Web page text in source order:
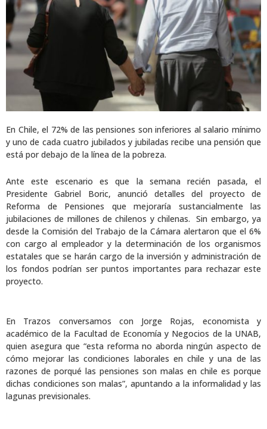
En Chile, el 72% de las pensiones son inferiores al salario mínimo
y uno de cada cuatro jubilados y jubiladas recibe una pensión que
está por debajo de la línea de la pobreza.
Ante este escenario es que la semana recién pasada, el
Presidente Gabriel Boric, anunció detalles del proyecto de
Reforma de Pensiones que mejoraría sustancialmente las
jubilaciones de millones de chilenos y chilenas. Sin embargo, ya
desde la Comisión del Trabajo de la Cámara alertaron que el 6%
con cargo al empleador y la determinación de los organismos
estatales que se harán cargo de la inversión y administración de
los fondos podrían ser puntos importantes para rechazar este
proyecto.
En Trazos conversamos con Jorge Rojas, economista y
académico de la Facultad de Economía y Negocios de la UNAB,
quien asegura que “esta reforma no aborda ningún aspecto de
cómo mejorar las condiciones laborales en chile y una de las
razones de porqué las pensiones son malas en chile es porque
dichas condiciones son malas”, apuntando a la informalidad y las
lagunas previsionales.